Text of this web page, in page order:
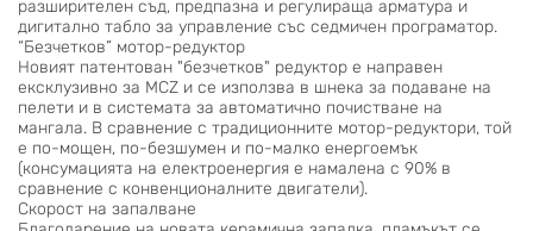
разширителен съд, предпазна и регулираща арматура и
дигитално табло за управление със седмичен програматор.
“Безчетков” мотор-редуктор
Новият патентован "безчетков" редуктор е направен
ексклузивно за MCZ и се използва в шнека за подаване на
пелети и в системата за автоматично почистване на
мангала. В сравнение с традиционните мотор-редуктори, той
е по-мощен, по-безшумен и по-малко енергоемък
(консумацията на електроенергия е намалена с 90% в
сравнение с конвенционалните двигатели).
Скорост на запалване